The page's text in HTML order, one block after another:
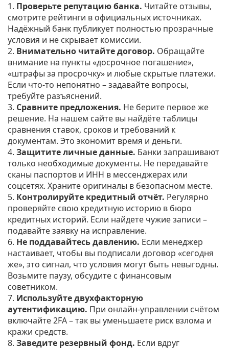
1. Проверьте репутацию банка. Читайте отзывы,
смотрите рейтинги в официальных источниках.
Надёжный банк публикует полностью прозрачные
условия и не скрывает комиссии.
2. Внимательно читайте договор. Обращайте
внимание на пункты «досрочное погашение»,
«штрафы за просрочку» и любые скрытые платежи.
Если что‑то непонятно – задавайте вопросы,
требуйте разъяснений.
3. Сравните предложения. Не берите первое же
решение. На нашем сайте вы найдёте таблицы
сравнения ставок, сроков и требований к
документам. Это экономит время и деньги.
4. Защитите личные данные. Банки запрашивают
только необходимые документы. Не передавайте
сканы паспортов и ИНН в мессенджерах или
соцсетях. Храните оригиналы в безопасном месте.
5. Контролируйте кредитный отчёт. Регулярно
проверяйте свою кредитную историю в бюро
кредитных историй. Если найдете чужие записи –
подавайте заявку на исправление.
6. Не поддавайтесь давлению. Если менеджер
настаивает, чтобы вы подписали договор «сегодня
же», это сигнал, что условия могут быть невыгодны.
Возьмите паузу, обсудите с финансовым
советником.
7. Используйте двухфакторную
аутентификацию. При онлайн‑управлении счётом
включайте 2FA – так вы уменьшаете риск взлома и
кражи средств.
8. Заведите резервный фонд. Если вдруг